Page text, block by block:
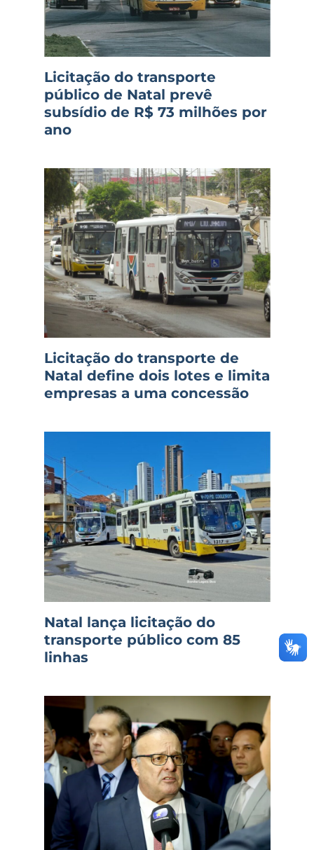
Licitação do transporte
público de Natal prevê
subsídio de R$ 73 milhões por
ano
Licitação do transporte de
Natal define dois lotes e limita
empresas a uma concessão
Natal lança licitação do
transporte público com 85
linhas